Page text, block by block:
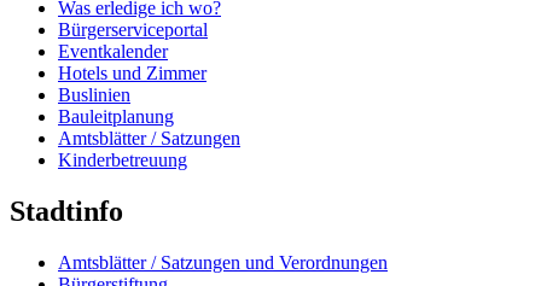
Was erledige ich wo?
Bürgerserviceportal
Eventkalender
Hotels und Zimmer
Buslinien
Bauleitplanung
Amtsblätter / Satzungen
Kinderbetreuung
Stadtinfo
Amtsblätter / Satzungen und Verordnungen